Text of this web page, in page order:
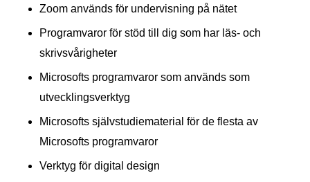
Zoom används för undervisning på nätet
Programvaror för stöd till dig som har läs- och
skrivsvårigheter
Microsofts programvaror som används som
utvecklingsverktyg
Microsofts självstudiematerial för de flesta av
Microsofts programvaror
Verktyg för digital design